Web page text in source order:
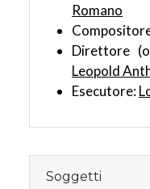
Romano
Direttore
Leopold
Esecutore:
Soggetti